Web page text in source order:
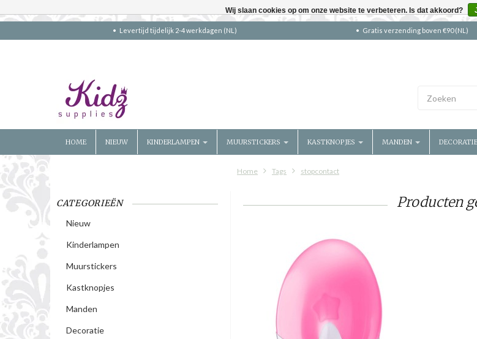
Levertijd tijdelijk 2-4 werkdagen (NL) Gratis verzending boven €90 (NL)
HOME NIEUW KINDERLAMPEN MUURSTICKERS KASTKNOPJES MANDEN DECORATIE
Home Tags stopcontact
CATEGORIEËN
Nieuw
Kinderlampen
Muurstickers
Kastknopjes
Manden
Decoratie
Producten
Wij slaan cookies op om onze website te verbeteren. Is dat akkoord?